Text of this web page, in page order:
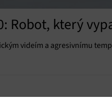
Robot, který
videím a agresivnímu